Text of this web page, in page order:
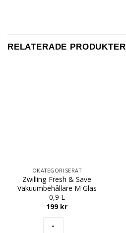
RELATERADE PRODUKTER
OKATEGORISERAT
Zwilling Fresh & Save
Vakuumbehållare M Glas
0,9 L
199 kr